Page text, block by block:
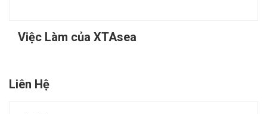
Việc Làm của XTAsea
Liên Hệ